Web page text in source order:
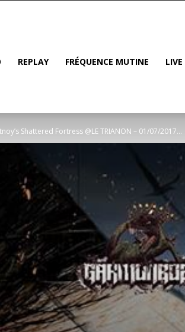
REPLAY FRÉQUENCE MUTINE
Shattered Fortress @LE TRIANON – 01/07/2017...